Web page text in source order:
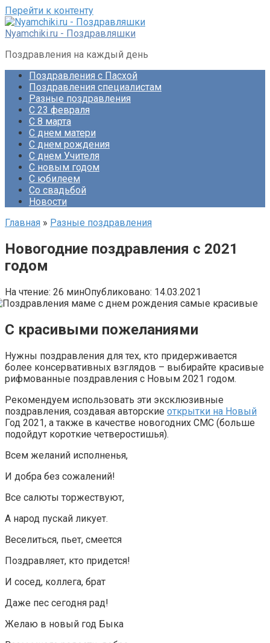
Перейти к контенту
Nyamchiki.ru - Поздравляшки
Поздравления на каждый день
Поздравления с Пасхой
Поздравления специалистам
Разные поздравления
С 23 февраля
С 8 марта
С днем матери
С днем рождения
С днем Учителя
С новым годом
С юбилеем
Со свадьбой
Новости
Главная » Разные поздравления
Новогодние поздравления с 2021
годом
На чтение: 26 минОпубликовано: 14.03.2021
С красивыми пожеланиями
Нужны поздравления для тех, кто придерживается
более консервативных взглядов – выбирайте красивые
рифмованные поздравления с Новым 2021 годом.
Рекомендуем использовать эти эксклюзивные
поздравления, создавая авторские открытки на Новый
Год 2021, а также в качестве новогодних СМС (больше
подойдут короткие четверостишья).
Всем желаний исполненья,
И добра без сожалений!
Все салюты торжествуют,
А народ пускай ликует.
Веселиться, пьет, смеется
Поздравляет, кто придется!
И сосед, коллега, брат
Даже пес сегодня рад!
Желаю в новый год Быка